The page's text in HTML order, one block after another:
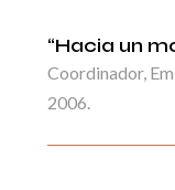
“Hacia un
Coordinador,
2006.